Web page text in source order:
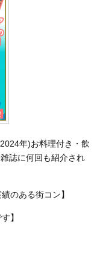
年)お料理付き・飲
誌に何回も紹介され
のある街コン】
】